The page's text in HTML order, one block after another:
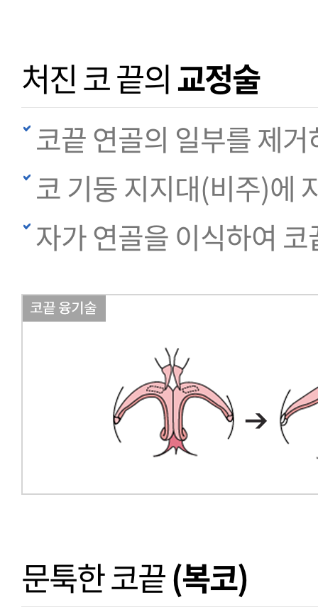
처진 코 끝의교정술
코끝 연골의 일부를 제
코 기둥 지지대(비주)에
자가 연골을 이식하여
문툭한 코끝(복코)